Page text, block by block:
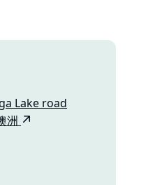
Lake road
洲